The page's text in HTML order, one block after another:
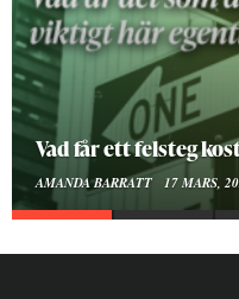
Att vara en kropp
SMILLA SUNDÉN PETTERSSON